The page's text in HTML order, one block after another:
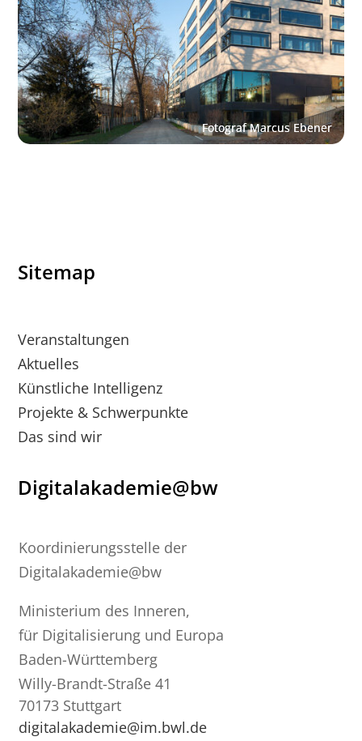
Sitemap
Veranstaltungen
Aktuelles
Künstliche Intelligenz
Projekte & Schwerpunkte
Das sind wir
Digitalakademie@bw
Koordinierungsstelle der
Digitalakademie@bw
Ministerium des Inneren,
für Digitalisierung und Europa
Baden-Württemberg
Willy-Brandt-Straße 41
70173 Stuttgart
digitalakademie@im.bwl.de